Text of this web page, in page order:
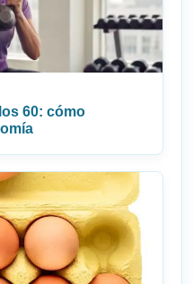
60: cómo